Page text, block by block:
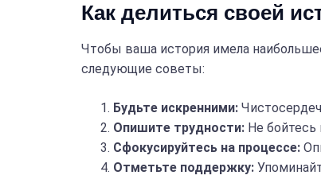
Как делиться своей
Чтобы ваша история имела
следующие советы:
Будьте искренними:
Опишите трудности: Не бойтесь
Сфокусируйтесь на процессе:
Отметьте поддержку: